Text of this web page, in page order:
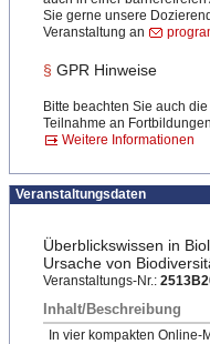
Sie gerne unsere
Veranstaltung an
§ GPR Hinweise
Bitte beachten Sie auch
Teilnahme an
Weitere Informationen
Veranstaltungsdaten
Überblickswissen in
Ursache von
Veranstaltungs-Nr.:
Inhalt/Beschreibung
In vier kompakten